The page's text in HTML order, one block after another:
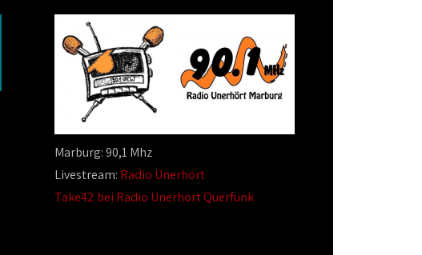
Marburg: 90,1 Mhz
Livestream: Radio Unerhört
Take42 bei Radio Unerhört Querfunk